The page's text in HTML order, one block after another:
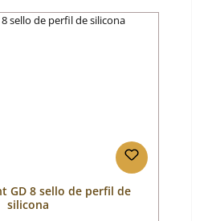
GD 8 sello de perfil de
silicona